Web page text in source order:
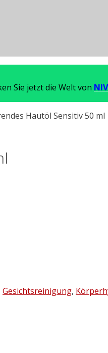
Sie jetzt die Welt von
Hautöl Sensitiv 50 ml
Gesichtsreinigung,